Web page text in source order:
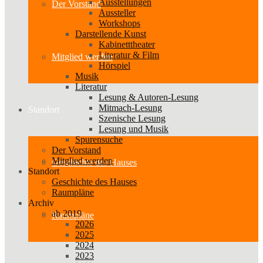
Der Vorstand
Mitglied werden
Standort
Geschichte des Hauses
Raumpläne
Aussteller
Workshops
Darstellende Kunst
Kabinetttheater
Literatur & Film
Hörspiel
Musik
Literatur
Lesung & Autoren-Lesung
Mitmach-Lesung
Szenische Lesung
Lesung und Musik
Spurensuche
Der Vorstand
Mitglied werden
Standort
Geschichte des Hauses
Raumpläne
Archiv
ab 2019
2026
2025
2024
2023